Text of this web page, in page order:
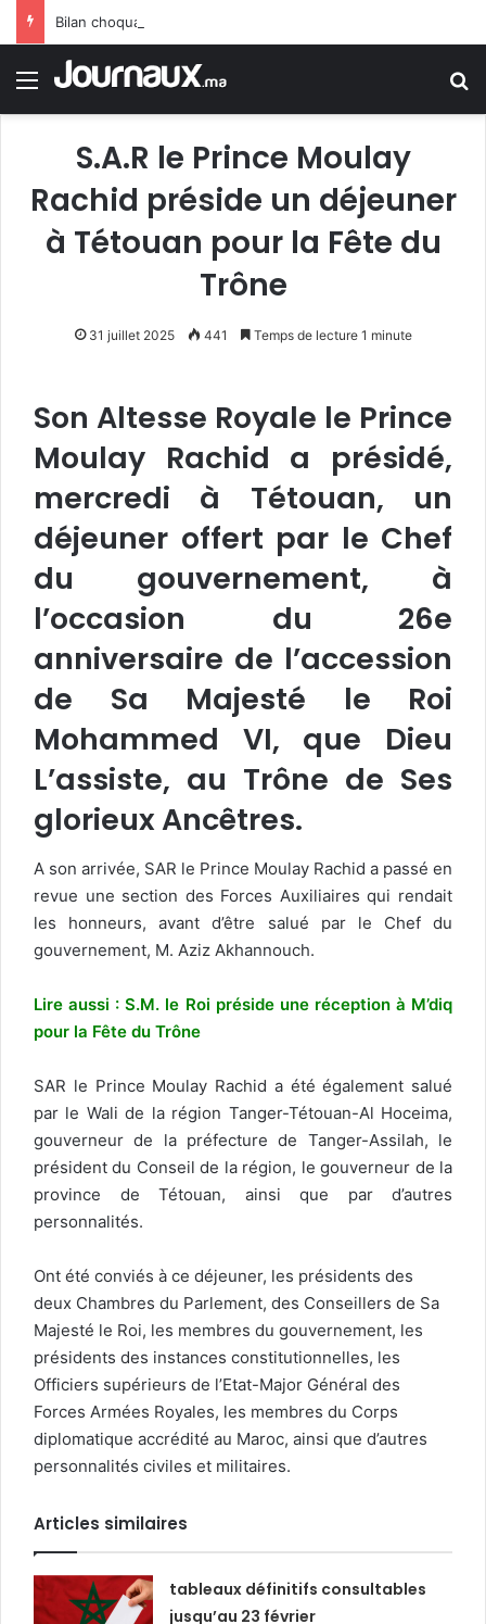
Menu
S.A.R le Prince Moulay
Rachid préside un déjeuner
à Tétouan pour la Fête du
Trône
31 juillet 2025 441 Temps de lecture 1 minute
Son Altesse Royale le Prince
Moulay Rachid a présidé,
mercredi à Tétouan, un
déjeuner offert par le Chef
du gouvernement, à
l’occasion du 26e
anniversaire de l’accession
de Sa Majesté le Roi
Mohammed VI, que Dieu
L’assiste, au Trône de Ses
glorieux Ancêtres.
A son arrivée, SAR le Prince Moulay Rachid a passé en
revue une section des Forces Auxiliaires qui rendait
les honneurs, avant d’être salué par le Chef du
gouvernement, M. Aziz Akhannouch.
Lire aussi : S.M. le Roi préside une réception à M’diq
pour la Fête du Trône
SAR le Prince Moulay Rachid a été également salué
par le Wali de la région Tanger-Tétouan-Al Hoceima,
gouverneur de la préfecture de Tanger-Assilah, le
président du Conseil de la région, le gouverneur de la
province de Tétouan, ainsi que par d’autres
personnalités.
Ont été conviés à ce déjeuner, les présidents des
deux Chambres du Parlement, des Conseillers de Sa
Majesté le Roi, les membres du gouvernement, les
présidents des instances constitutionnelles, les
Officiers supérieurs de l’Etat-Major Général des
Forces Armées Royales, les membres du Corps
diplomatique accrédité au Maroc, ainsi que d’autres
personnalités civiles et militaires.
Articles similaires
tableaux définitifs consultables
jusqu’au 23 février